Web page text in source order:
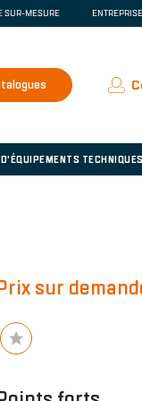
SUR-MESURE
ENTREPRISE
TECHNIQUES
sur